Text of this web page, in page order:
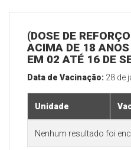
(DOSE DE
ACIMA DE 18 ANOS
EM 02 ATÉ 16 DE
Data de Vacinação: 28 de
Unidade
Nenhum resultado foi